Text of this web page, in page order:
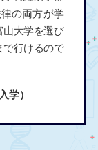
の両方が学
山大学を選び
で行けるので
学）